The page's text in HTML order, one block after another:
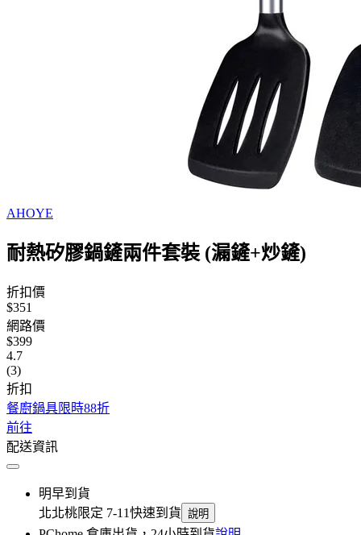
AHOYE
耐熱矽膠鍋鏟兩件套裝 (漏鏟+炒鏟)
折扣價
$351
網路價
$399
4.7
(3)
折扣
餐廚鍋具限時88折
前往
配送資訊
明早到貨
北北桃限定 7-11快速到貨 說明